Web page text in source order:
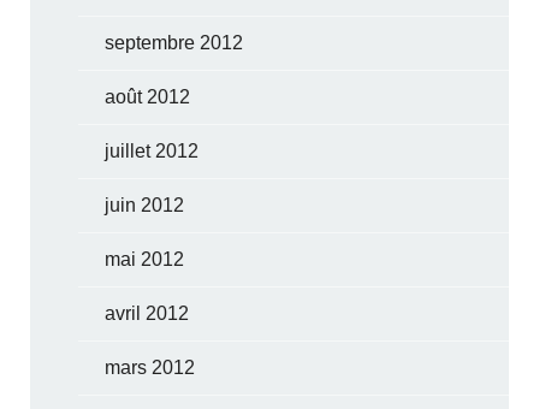
septembre 2012
août 2012
juillet 2012
juin 2012
mai 2012
avril 2012
mars 2012